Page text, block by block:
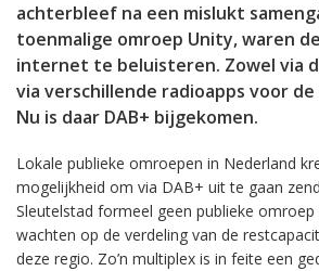
achterbleef na een mislukt
toenmalige omroep Unity, waren
internet te beluisteren. Zowel via
via verschillende radioapps voor
Nu is daar DAB+ bijgekomen.
Lokale publieke omroepen in Nederland
mogelijkheid om via DAB+ uit te gaan
Sleutelstad formeel geen publieke
wachten op de verdeling van de
deze regio. Zo’n multiplex is in feite een